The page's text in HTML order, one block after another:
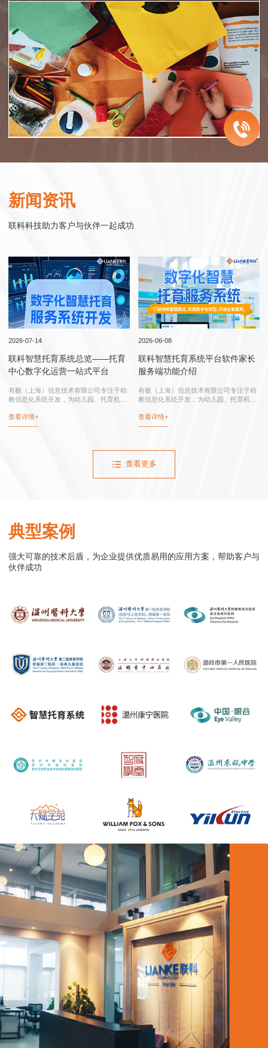
验，同时结合大量市场调研数据，帮助医院塑造良好的整体形象，同时建
立完善的网络医疗服务体系。联科先后与温州医科大学附属眼视光医院、
温州医科大学附属第二医院、教育部近视防控与诊治工程研究中心、浙江
瑞安市人民医院等行业精英企业合作，积极探索和实践医院互联网应用。
行业实践
建设开发、微信小程序开发、网络购物商城系统开发、移动电商连锁开店
平台开发到网络营销整合服务，始终围绕企业发展过程中对销售力提升的
需求，进行持续的服务创新和产品研发。
行业实践
“迎客精灵小程序商城”是一款基于移动互联网的微信应用服务产品，以时
下最热门的互动应用微信为媒介，配合微信支付功能，实现商家与客户的
在线互动，即时推送最新商品信息给微信用户，实现微信在线的购物功
行业实践
务普惠化为主要内容，通过互联网的技术、思维与精神，连接互联网世界
与现实世界，实现政府组织结构的优化改善和办事流程的精简调整，构建
集约化、高效化、数字化的治理模式与运行模式，通过新的模式、场景、
行业实践
新闻资讯
联科科技助力客户与伙伴一起成功
2026-07-14
联科智慧托育系统总览——托育
中心数字化运营一站式平台
有极（上海）信息技术有限公司专注于幼
教信息化系统开发，为幼儿园、托育机
健院提供：联科智慧托育系统、联科智慧
托育信息平台、托育综合服务中心信息化
查看详情+
2026-06-08
联科智慧托育系统平台软件家长
服务端功能介绍
有极（上海）信息技术有限公司专注于幼
教信息化系统开发，为幼儿园、托育机
健院提供：智慧托育系统、智慧托育信息
平台、托育综合服务中心信息化系统、幼
查看详情+
查看更多
典型案例
强大可靠的技术后盾，为企业提供优质易用的应用方案，帮助客户与
伙伴成功